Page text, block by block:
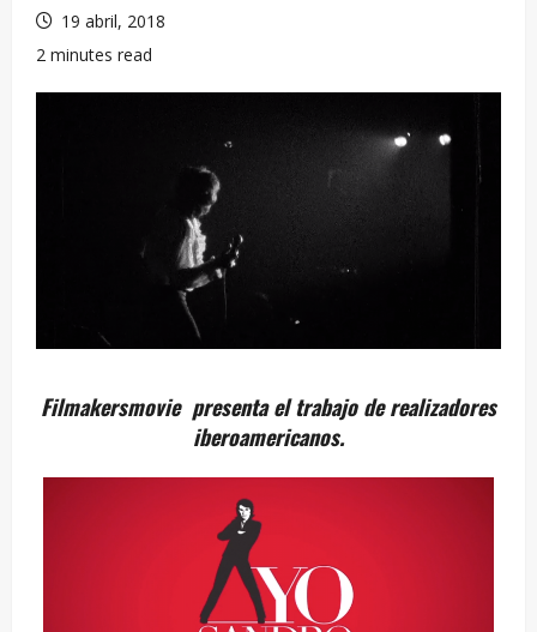
19 abril, 2018
2 minutes read
Filmakersmovie presenta el trabajo de realizadores
iberoamericanos.